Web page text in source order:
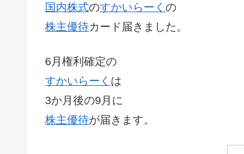
国内株式のすかいらーく の
株主優待カード届きました。
6月権利確定の
すかいらーく は
3か月後の9月に
株主優待が届きます。